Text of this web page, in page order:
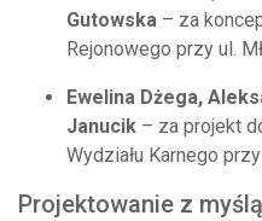
Gutowska – za
Rejonowego przy ul.
Ewelina Dżega,
Janucik – za projekt
Wydziału Karnego
Projektowanie z